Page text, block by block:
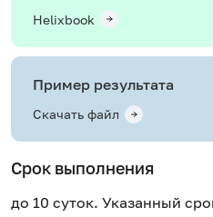
Helixbook
Пример результата
Скачать файл
Срок выполнения
до 10 суток. Указанный